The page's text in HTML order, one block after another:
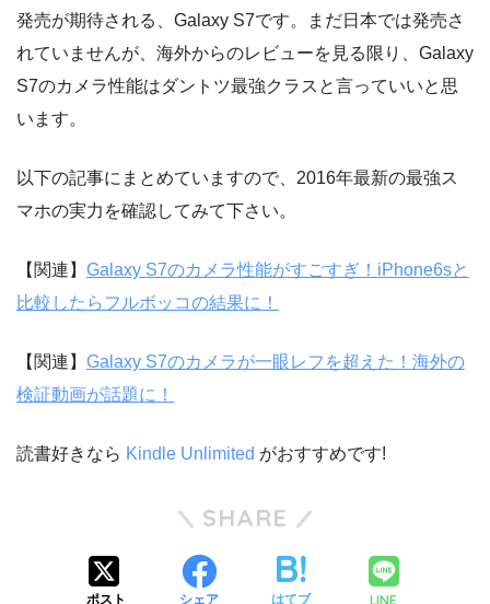
発売が期待される、Galaxy S7です。まだ日本では発売さ
れていませんが、海外からのレビューを見る限り、Galaxy
S7のカメラ性能はダントツ最強クラスと言っていいと思
います。
以下の記事にまとめていますので、2016年最新の最強ス
マホの実力を確認してみて下さい。
【関連】 Galaxy S7のカメラ性能がすごすぎ！iPhone6sと
比較したらフルボッコの結果に！
【関連】 Galaxy S7のカメラが一眼レフを超えた！海外の
検証動画が話題に！
読書好きなら Kindle Unlimited がおすすめです!
SHARE
ポスト シェア はてブ LINE